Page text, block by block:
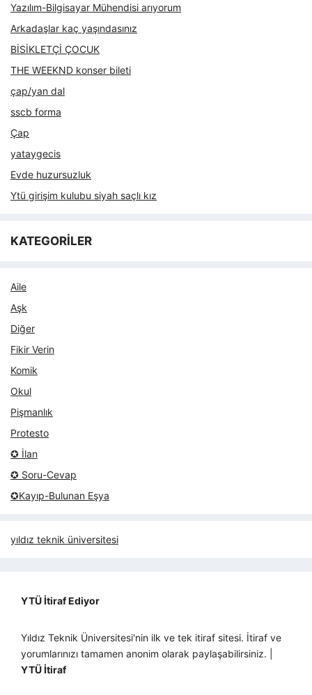
Yazılım-Bilgisayar Mühendisi arıyorum
Arkadaşlar kaç yaşındasınız
BİSİKLETÇİ ÇOCUK
THE WEEKND konser bileti
çap/yan dal
sscb forma
Çap
yataygecis
Evde huzursuzluk
Ytü girişim kulubu siyah saçlı kız
KATEGORİLER
Aile
Aşk
Diğer
Fikir Verin
Komik
Okul
Pişmanlık
Protesto
✪ İlan
✪ Soru-Cevap
✪Kayıp-Bulunan Eşya
yıldız teknik üniversitesi
YTÜ İtiraf Ediyor
Yıldız Teknik Üniversitesi'nin ilk ve tek itiraf sitesi. İtiraf ve
yorumlarınızı tamamen anonim olarak paylaşabilirsiniz. |
YTÜ İtiraf